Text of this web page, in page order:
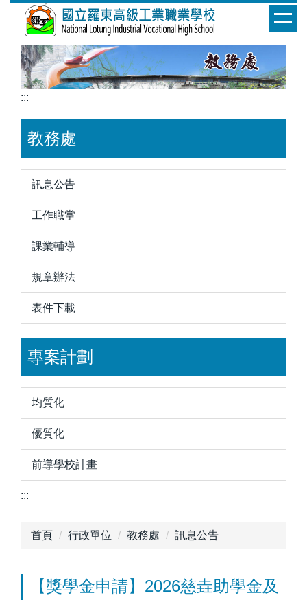
:::
教務處
訊息公告
工作職掌
課業輔導
規章辦法
表件下載
專案計劃
均質化
優質化
前導學校計畫
:::
首頁 行政單位 教務處 訊息公告
【獎學金申請】2026慈垚助學金及